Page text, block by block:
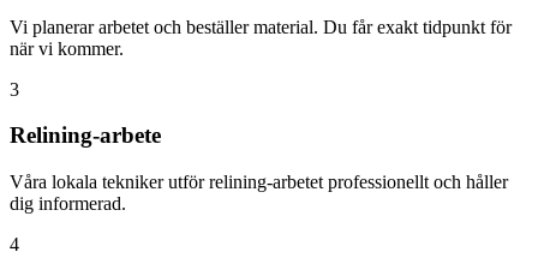
Vi planerar arbetet och beställer material. Du får exakt tidpunkt för
när vi kommer.
3
Relining-arbete
Våra lokala tekniker utför relining-arbetet professionellt och håller
dig informerad.
4